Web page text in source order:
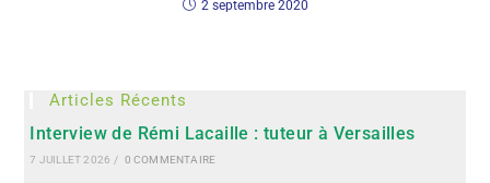
2 septembre 2020
Articles Récents
Interview de Rémi Lacaille : tuteur à Versailles
7 JUILLET 2026 / 0 COMMENTAIRE